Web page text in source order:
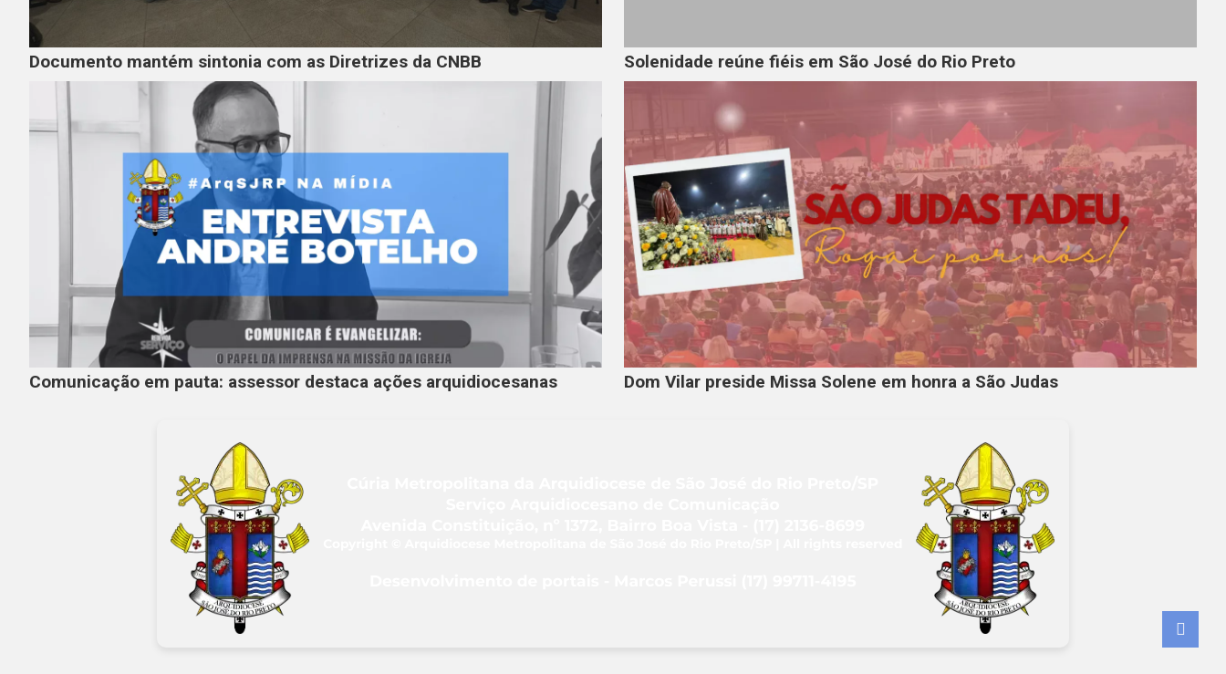
Documento mantém sintonia com as Diretrizes da CNBB Solenidade reúne fiéis em São José do Rio Preto
Comunicação em pauta: assessor destaca ações arquidiocesanas Dom Vilar preside Missa Solene em honra a São Judas